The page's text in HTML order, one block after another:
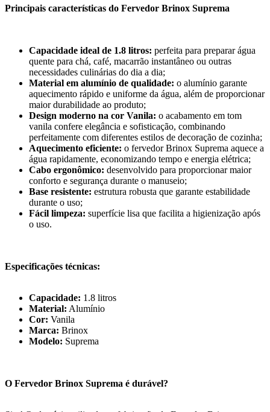
Principais características do Fervedor Brinox Suprema
Capacidade ideal de 1.8 litros: perfeita para preparar água
quente para chá, café, macarrão instantâneo ou outras
necessidades culinárias do dia a dia;
Material em alumínio de qualidade: o alumínio garante
aquecimento rápido e uniforme da água, além de proporcionar
maior durabilidade ao produto;
Design moderno na cor Vanila: o acabamento em tom
vanila confere elegância e sofisticação, combinando
perfeitamente com diferentes estilos de decoração de cozinha;
Aquecimento eficiente: o fervedor Brinox Suprema aquece a
água rapidamente, economizando tempo e energia elétrica;
Cabo ergonômico: desenvolvido para proporcionar maior
conforto e segurança durante o manuseio;
Base resistente: estrutura robusta que garante estabilidade
durante o uso;
Fácil limpeza: superfície lisa que facilita a higienização após
o uso.
Especificações técnicas:
Capacidade: 1.8 litros
Material: Alumínio
Cor: Vanila
Marca: Brinox
Modelo: Suprema
O Fervedor Brinox Suprema é durável?